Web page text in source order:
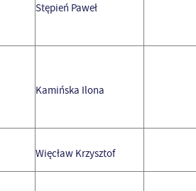
Stępień Paweł
Kamińska Ilona
Więcław Krzysztof